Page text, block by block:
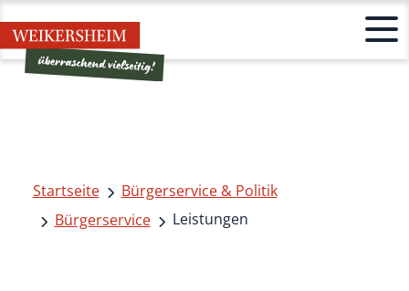
Startseite
Bürgerservice & Politik
Bürgerservice
Leistungen